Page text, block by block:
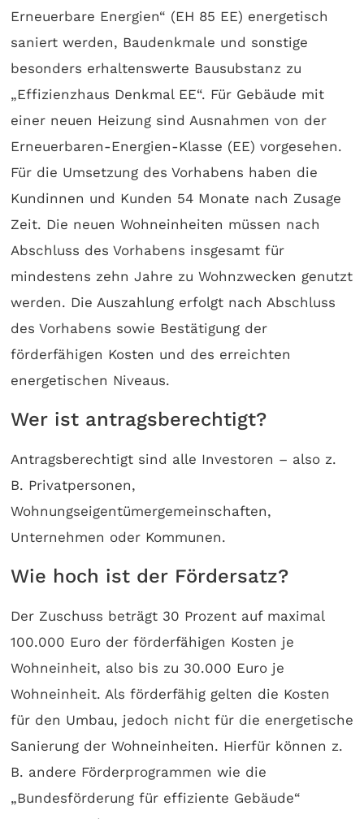
Erneuerbare Energien“ (EH 85 EE) energetisch
saniert werden, Baudenkmale und sonstige
besonders erhaltenswerte Bausubstanz zu
„Effizienzhaus Denkmal EE“. Für Gebäude mit
einer neuen Heizung sind Ausnahmen von der
Erneuerbaren-Energien-Klasse (EE) vorgesehen.
Für die Umsetzung des Vorhabens haben die
Kundinnen und Kunden 54 Monate nach Zusage
Zeit. Die neuen Wohn­einheiten müssen nach
Abschluss des Vorhabens insgesamt für
mindestens zehn Jahre zu Wohn­­zwecken genutzt
werden. Die Auszahlung erfolgt nach Abschluss
des Vorhabens sowie Bestätigung der
förderfähigen Kosten und des erreichten
energetischen Niveaus.
Wer ist antragsberechtigt?
Antragsberechtigt sind alle Investoren – also z.
B. Privatpersonen,
Wohnungseigentümergemeinschaften,
Unternehmen oder Kommunen.
Wie hoch ist der Fördersatz?
Der Zuschuss beträgt 30 Prozent auf maximal
100.000 Euro der förderfähigen Kosten je
Wohneinheit, also bis zu 30.000 Euro je
Wohneinheit. Als förderfähig gelten die Kosten
für den Umbau, jedoch nicht für die energetische
Sanierung der Wohneinheiten. Hierfür können z.
B. andere Förderprogrammen wie die
„Bundesförderung für effiziente Gebäude“